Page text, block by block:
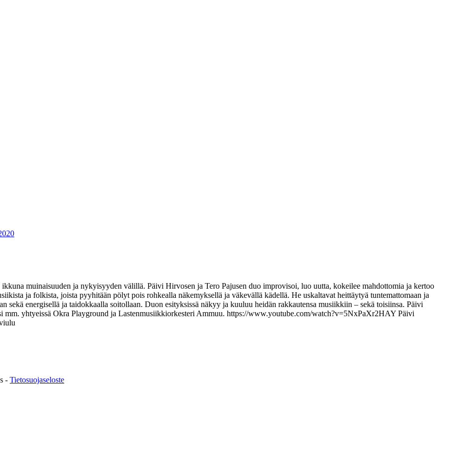
muinaisuuden ja nykyisyyden välillä. Päivi Hirvosen ja Tero Pajusen duo improvisoi, luo uutta, kokeilee mahdottomia ja kertoo
ja folkista, joista pyyhitään pölyt pois rohkealla näkemyksellä ja väkevällä kädellä. He uskaltavat heittäytyä tuntemattomaan ja
sekä energisellä ja taidokkaalla soitollaan. Duon esityksissä näkyy ja kuuluu heidän rakkautensa musiikkiin – sekä toisiinsa. Päivi
mm. yhtyeissä Okra Playground ja Lastenmusiikkiorkesteri Ammuu. https://www.youtube.com/watch?v=5NxPaXr2HAY Päivi
- Tietosuojaseloste